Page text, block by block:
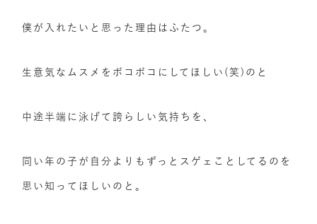
僕が入れたいと思った理由はふたつ。
生意気なムスメをボコボコにしてほしい(笑)のと
中途半端に泳げて誇らしい気持ちを、
同い年の子が自分よりもずっとスゲェことしてるのを
思い知ってほしいのと。